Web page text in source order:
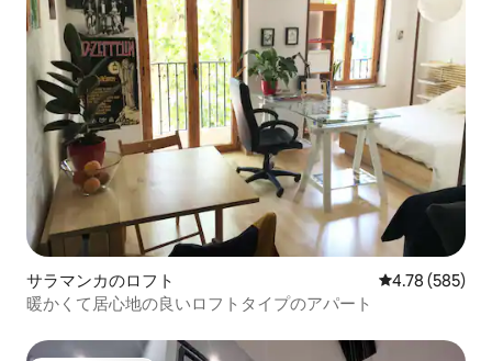
サラマンカのロフト レビュー585
4.78 (585)
暖かくて居心地の良いロフトタイプのアパート